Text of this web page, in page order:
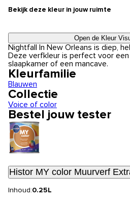
Bekijk deze kleur in jouw ruimte
Open de Kleur
Nightfall In New Orleans is diep,
Deze verfkleur is perfect voor
slaapkamer of een mancave.
Kleurfamilie
Blauwen
Collectie
Voice of color
Bestel jouw tester
Histor MY color Muurverf
Inhoud:0.25L